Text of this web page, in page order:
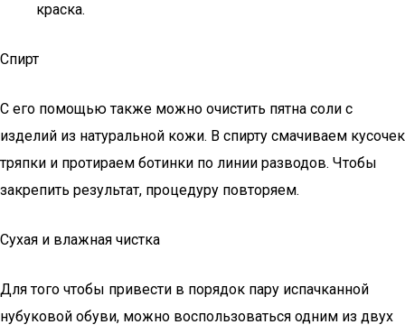
краска.
Спирт
С его помощью также можно очистить пятна соли с
изделий из натуральной кожи. В спирту смачиваем кусочек
тряпки и протираем ботинки по линии разводов. Чтобы
закрепить результат, процедуру повторяем.
Сухая и влажная чистка
Для того чтобы привести в порядок пару испачканной
нубуковой обуви, можно воспользоваться одним из двух